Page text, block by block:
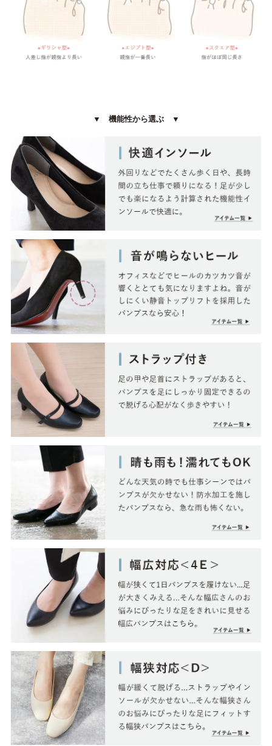
moz -モズ-
人気シリーズから選ぶ
整うシリーズ 日本製
シーンから選ぶ
結婚式・お呼ばれ
オフィス履き替え
リクルート・就活 雨の日
旅行
カラーから選ぶ
ブラック ホワイト ブラウン レッド
ピンク オレンジ イエロー グリーン ブルー パープ
ゴールド シルバー クリア
21.5cm
22.0cm 22.5cm
24.0cm 24.5cm
25.0cm 25.5cm
▼ 機能性から選ぶ ▼